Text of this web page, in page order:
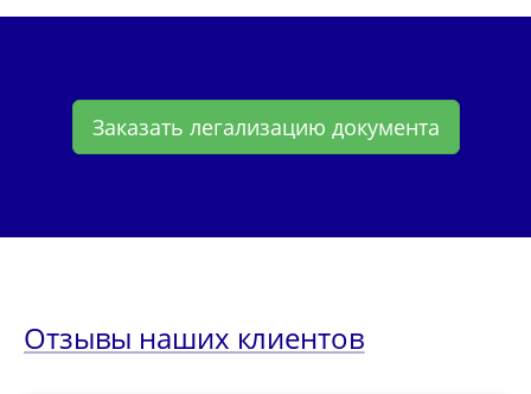
Заказать легализацию документа
Отзывы наших клиентов